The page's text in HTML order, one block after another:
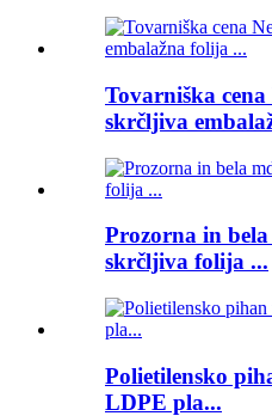
Tovarniška
skrčljiva
Prozorna in
skrčljiva folija ...
Polietilensko
LDPE pla...